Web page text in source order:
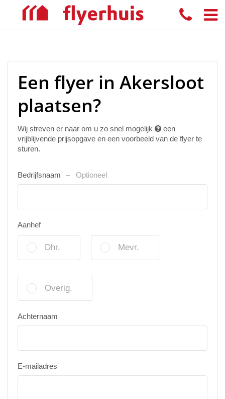
Een flyer in Akersloot
plaatsen?
Wij streven er naar om u zo snel mogelijk
een
vrijblijvende prijsopgave en een voorbeeld van de flyer te
sturen.
Bedrijfsnaam Optioneel
Aanhef
Dhr. Mevr.
Overig.
Achternaam
E-mailadres